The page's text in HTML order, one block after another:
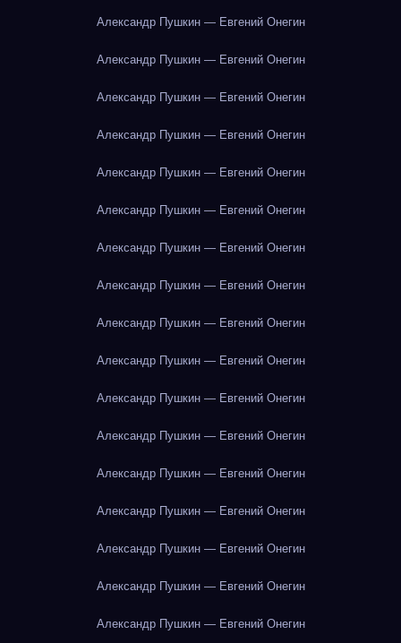
Александр Пушкин — Евгений Онегин
Александр Пушкин — Евгений Онегин
Александр Пушкин — Евгений Онегин
Александр Пушкин — Евгений Онегин
Александр Пушкин — Евгений Онегин
Александр Пушкин — Евгений Онегин
Александр Пушкин — Евгений Онегин
Александр Пушкин — Евгений Онегин
Александр Пушкин — Евгений Онегин
Александр Пушкин — Евгений Онегин
Александр Пушкин — Евгений Онегин
Александр Пушкин — Евгений Онегин
Александр Пушкин — Евгений Онегин
Александр Пушкин — Евгений Онегин
Александр Пушкин — Евгений Онегин
Александр Пушкин — Евгений Онегин
Александр Пушкин — Евгений Онегин